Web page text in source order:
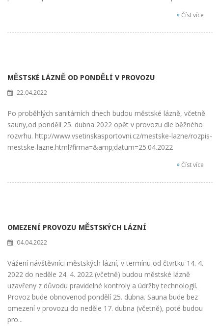
»Číst více
MĚSTSKÉ LÁZNĚ OD PONDĚLÍ V PROVOZU
22.04.2022
Po proběhlých sanitárních dnech budou městské lázně, včetně
sauny,od pondělí 25. dubna 2022 opět v provozu dle běžného
rozvrhu. http://www.vsetinskasportovni.cz/mestske-lazne/rozpis-
mestske-lazne.html?firma=&amp;datum=25.04.2022
»Číst více
OMEZENÍ PROVOZU MĚSTSKÝCH LÁZNÍ
04.04.2022
Vážení návštěvníci městských lázní, v termínu od čtvrtku 14. 4.
2022 do neděle 24. 4. 2022 (včetně) budou městské lázně
uzavřeny z důvodu pravidelné kontroly a údržby technologií.
Provoz bude obnovenod pondělí 25. dubna. Sauna bude bez
omezení v provozu do neděle 17. dubna (včetně), poté budou
pro...